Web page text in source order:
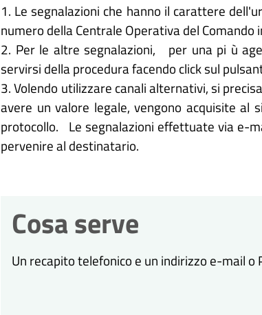
1. Le segnalazioni che hanno il carattere
numero della Centrale Operativa del Comando
2. Per le altre segnalazioni, per una pi ù
servirsi della procedura facendo click sul
3. Volendo utilizzare canali alternativi, si
avere un valore legale, vengono acquisite
protocollo. Le segnalazioni effettuate via e-
pervenire al destinatario.
Cosa serve
Un recapito telefonico e un indirizzo e-mail